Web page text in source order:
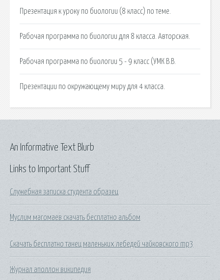
Презентация к уроку по биологии (8 класс) по теме.
Рабочая программа по биологии для 8 класса. Авторская.
Рабочая программа по биологии 5 - 9 класс (УМК В.В.
Презентации по окружающему миру для 4 класса.
Links to Important Stuff
Служебная записка студента образец
Муслим магомаев скачать бесплатно альбом
Скачать бесплатно танец маленьких лебедей чайковского mp3
Журнал аполлон википедия
An Informative Text Blurb